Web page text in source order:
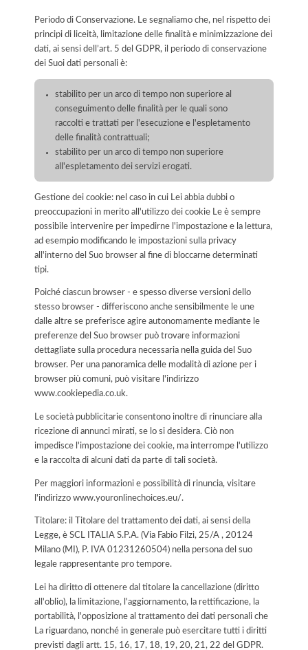
Periodo di Conservazione. Le segnaliamo che, nel rispetto dei
principi di liceità, limitazione delle finalità e minimizzazione dei
dati, ai sensi dell’art. 5 del GDPR, il periodo di conservazione
dei Suoi dati personali è:
stabilito per un arco di tempo non superiore al
conseguimento delle finalità per le quali sono
raccolti e trattati per l'esecuzione e l'espletamento
delle finalità contrattuali;
stabilito per un arco di tempo non superiore
all'espletamento dei servizi erogati.
Gestione dei cookie: nel caso in cui Lei abbia dubbi o
preoccupazioni in merito all'utilizzo dei cookie Le è sempre
possibile intervenire per impedirne l'impostazione e la lettura,
ad esempio modificando le impostazioni sulla privacy
all'interno del Suo browser al fine di bloccarne determinati
tipi.
Poiché ciascun browser - e spesso diverse versioni dello
stesso browser - differiscono anche sensibilmente le une
dalle altre se preferisce agire autonomamente mediante le
preferenze del Suo browser può trovare informazioni
dettagliate sulla procedura necessaria nella guida del Suo
browser. Per una panoramica delle modalità di azione per i
browser più comuni, può visitare l'indirizzo
www.cookiepedia.co.uk.
Le società pubblicitarie consentono inoltre di rinunciare alla
ricezione di annunci mirati, se lo si desidera. Ciò non
impedisce l'impostazione dei cookie, ma interrompe l'utilizzo
e la raccolta di alcuni dati da parte di tali società.
Per maggiori informazioni e possibilità di rinuncia, visitare
l'indirizzo www.youronlinechoices.eu/.
Titolare: il Titolare del trattamento dei dati, ai sensi della
Legge, è SCL ITALIA S.P.A. (Via Fabio Filzi, 25/A , 20124
Milano (MI), P. IVA 01231260504) nella persona del suo
legale rappresentante pro tempore.
Lei ha diritto di ottenere dal titolare la cancellazione (diritto
all'oblio), la limitazione, l'aggiornamento, la rettificazione, la
portabilità, l'opposizione al trattamento dei dati personali che
La riguardano, nonché in generale può esercitare tutti i diritti
previsti dagli artt. 15, 16, 17, 18, 19, 20, 21, 22 del GDPR.